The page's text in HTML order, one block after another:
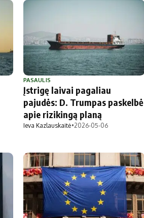
PASAULIS
Įstrigę laivai pagaliau
pajudės: D. Trumpas paskelbė
apie rizikingą planą
Ieva Kazlauskaitė•2026-05-06